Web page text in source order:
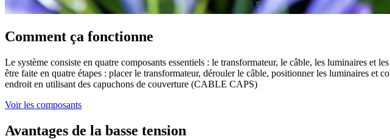
Comment ça fonctionne
Le système consiste en quatre composants essentiels : le transformateur, le câble, les luminaires
être faite en quatre étapes : placer le transformateur, dérouler le câble, positionner les luminaires
endroit en utilisant des capuchons de couverture (CABLE CAPS)
Voir les composants
Avantages de la basse tension